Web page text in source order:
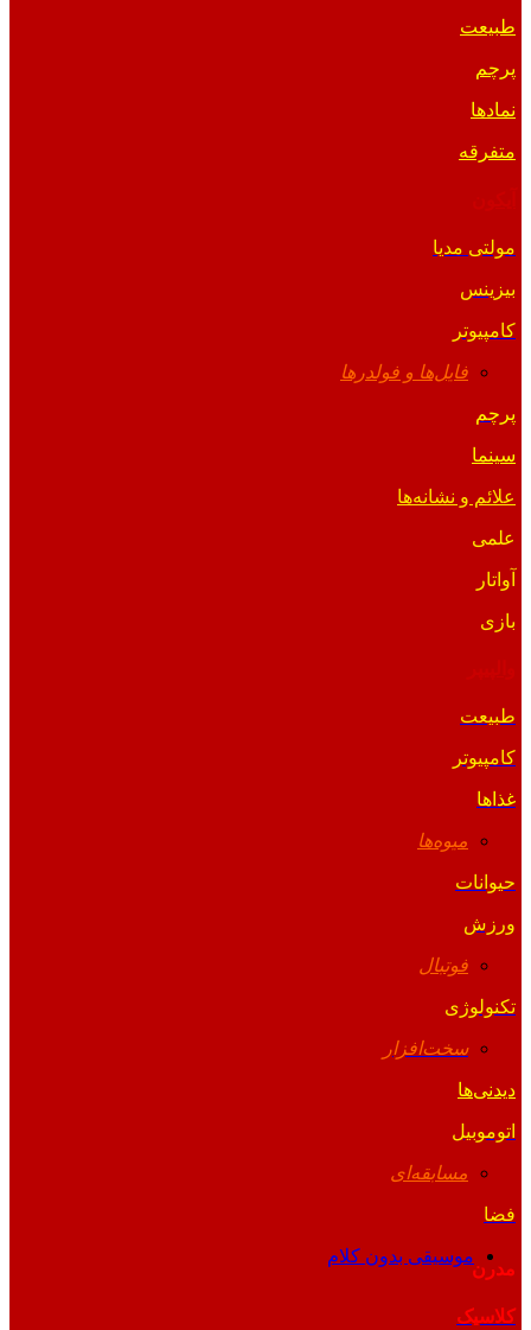
طبیعت
پرچم
نمادها
متفرقه
مولتی مدیا
بیزینس
کامپیوتر
فایل‌ها و فولدرها
پرچم
سینما
علائم و نشانه‌ها
علمی
آواتار
بازی
طبیعت
کامپیوتر
غذاها
میوه‌ها
حیوانات
ورزش
فوتبال
تکنولوژی
سخت‌افزار
دیدنی‌ها
اتوموبیل
مسابقه‌ای
فضا
موسیقی بدون کلام
مدرن
کلاسیک